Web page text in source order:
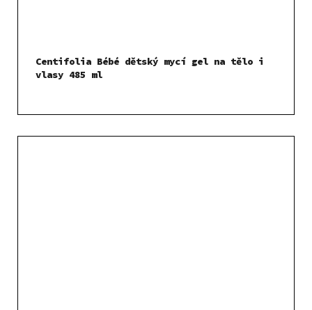
Centifolia Bébé dětský mycí gel na tělo i
vlasy 485 ml